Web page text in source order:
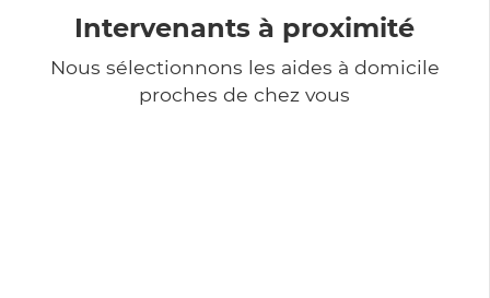
Intervenants à proximité
Nous sélectionnons les aides à domicile
proches de chez vous